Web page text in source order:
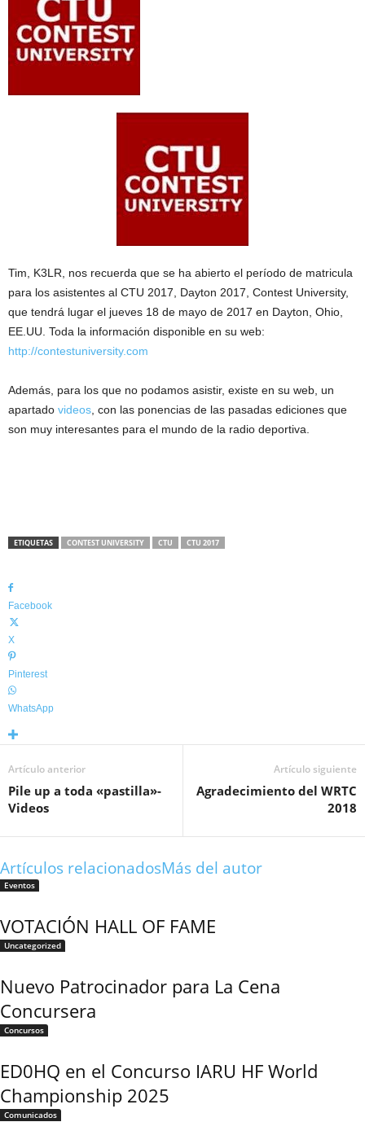
Tim, K3LR, nos recuerda que se ha abierto el período de matricula
para los asistentes al CTU 2017, Dayton 2017, Contest University,
que tendrá lugar el jueves 18 de mayo de 2017 en Dayton, Ohio,
EE.UU. Toda la información disponible en su web:
http://contestuniversity.com
Además, para los que no podamos asistir, existe en su web, un
apartado videos , con las ponencias de las pasadas ediciones que
son muy interesantes para el mundo de la radio deportiva.
ETIQUETAS CONTEST UNIVERSITY CTU CTU 2017
Facebook
X
Pinterest
WhatsApp
Artículo anterior
Pile up a toda «pastilla»-
Videos
Artículo siguiente
Agradecimiento del WRTC
2018
Artículos relacionadosMás del autor
Eventos
VOTACIÓN HALL OF FAME
Uncategorized
Nuevo Patrocinador para La Cena
Concursera
Concursos
ED0HQ en el Concurso IARU HF World
Championship 2025
Comunicados